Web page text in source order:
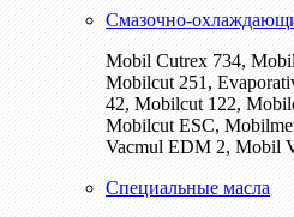
Смазочно-
Mobil Cutrex 734,
Mobilcut 251,
42, Mobilcut 122,
Mobilcut ESC,
Vacmul EDM 2, Mobil
Специальные масла